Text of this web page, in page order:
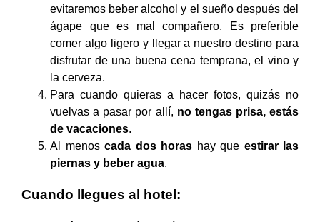
evitaremos beber alcohol y el sueño después del
ágape que es mal compañero. Es preferible
comer algo ligero y llegar a nuestro destino para
disfrutar de una buena cena temprana, el vino y
la cerveza.
Para cuando quieras a hacer fotos, quizás no
vuelvas a pasar por allí, no tengas prisa, estás
de vacaciones.
Al menos cada dos horas hay que estirar las
piernas y beber agua.
Cuando llegues al hotel: